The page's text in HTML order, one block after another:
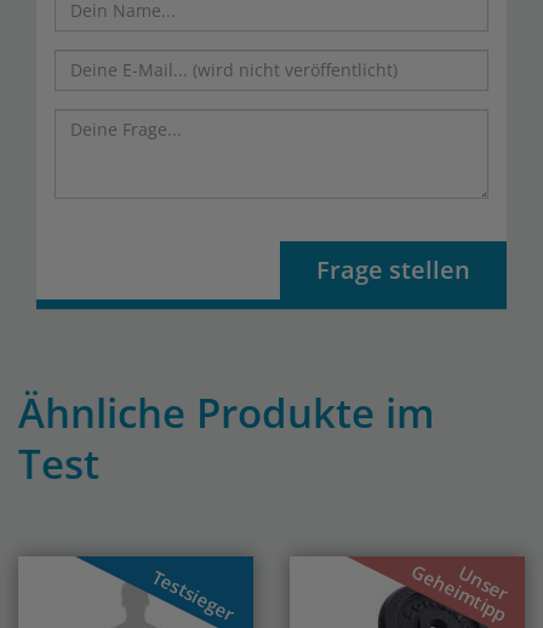
Frage stellen
Ähnliche Produkte im
Test
Testsieger Unser
Geheimtipp
Previous